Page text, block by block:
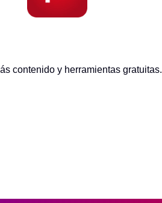
contenido y herramientas gratuitas.